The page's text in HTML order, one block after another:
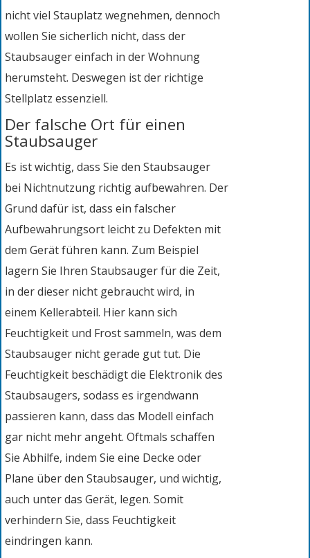
nicht viel Stauplatz wegnehmen, dennoch
wollen Sie sicherlich nicht, dass der
Staubsauger einfach in der Wohnung
herumsteht. Deswegen ist der richtige
Stellplatz essenziell.
Der falsche Ort für einen
Staubsauger
Es ist wichtig, dass Sie den Staubsauger
bei Nichtnutzung richtig aufbewahren. Der
Grund dafür ist, dass ein falscher
Aufbewahrungsort leicht zu Defekten mit
dem Gerät führen kann. Zum Beispiel
lagern Sie Ihren Staubsauger für die Zeit,
in der dieser nicht gebraucht wird, in
einem Kellerabteil. Hier kann sich
Feuchtigkeit und Frost sammeln, was dem
Staubsauger nicht gerade gut tut. Die
Feuchtigkeit beschädigt die Elektronik des
Staubsaugers, sodass es irgendwann
passieren kann, dass das Modell einfach
gar nicht mehr angeht. Oftmals schaffen
Sie Abhilfe, indem Sie eine Decke oder
Plane über den Staubsauger, und wichtig,
auch unter das Gerät, legen. Somit
verhindern Sie, dass Feuchtigkeit
eindringen kann.